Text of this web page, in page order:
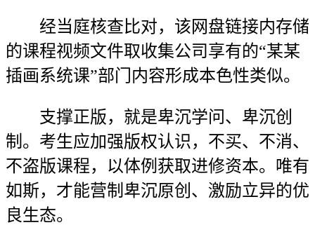
经当庭核查比对，该网盘链接内存储
的课程视频文件取收集公司享有的“某某
插画系统课”部门内容形成本色性类似。
支撑正版，就是卑沉学问、卑沉创
制。考生应加强版权认识，不买、不消、
不盗版课程，以体例获取进修资本。唯有
如斯，才能营制卑沉原创、激励立异的优
良生态。